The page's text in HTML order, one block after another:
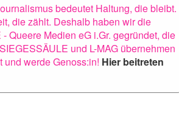
bedeutet Haltung, die bleibt.
die zählt. Deshalb haben wir die
Queere Medien eG i.Gr. gegründet, die
und L-MAG übernehmen
und werde Genoss:in! Hier beitreten